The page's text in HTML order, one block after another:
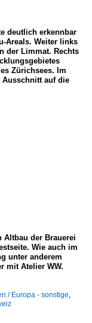
deutlich erkennbar
Areals. Weiter links
der Limmat. Rechts
Zürichsees. Im
Ausschnitt auf die
Altbau der Brauerei
Wie auch im
unter anderem
mit Atelier WW.
/ Europa - sonstige,